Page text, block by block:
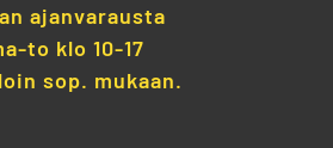
ajanvarausta
to klo 10-17
sop. mukaan.